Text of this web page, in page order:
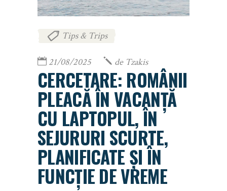
Tips & Trips
21/08/2025 de Tzakis
CERCETARE: ROMÂNII
PLEACĂ ÎN VACANȚĂ
CU LAPTOPUL, ÎN
SEJURURI SCURTE,
PLANIFICATE ȘI ÎN
FUNCȚIE DE VREME